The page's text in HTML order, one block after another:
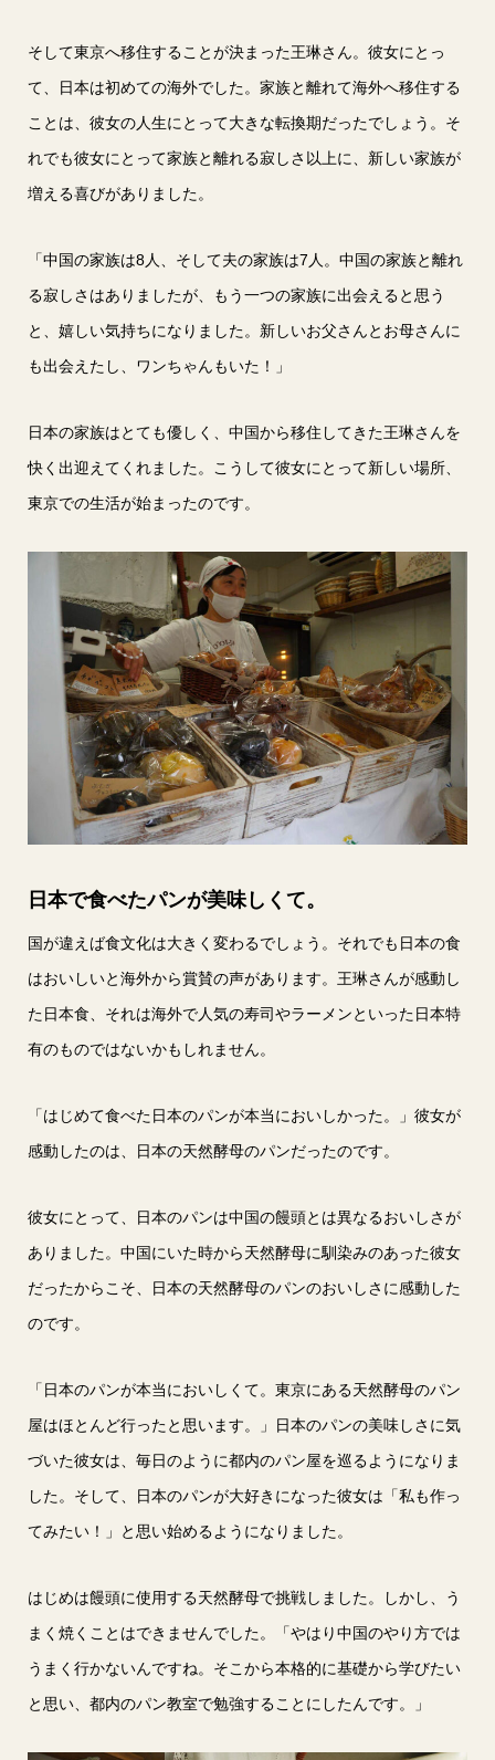
そして東京へ移住することが決まった王琳さん。彼女にとっ
て、日本は初めての海外でした。家族と離れて海外へ移住する
ことは、彼女の人生にとって大きな転換期だったでしょう。そ
れでも彼女にとって家族と離れる寂しさ以上に、新しい家族が
増える喜びがありました。
「中国の家族は8人、そして夫の家族は7人。中国の家族と離れ
る寂しさはありましたが、もう一つの家族に出会えると思う
と、嬉しい気持ちになりました。新しいお父さんとお母さんに
も出会えたし、ワンちゃんもいた！」
日本の家族はとても優しく、中国から移住してきた王琳さんを
快く出迎えてくれました。こうして彼女にとって新しい場所、
東京での生活が始まったのです。
日本で食べたパンが美味しくて。
国が違えば食文化は大きく変わるでしょう。それでも日本の食
はおいしいと海外から賞賛の声があります。王琳さんが感動し
た日本食、それは海外で人気の寿司やラーメンといった日本特
有のものではないかもしれません。
「はじめて食べた日本のパンが本当においしかった。」彼女が
感動したのは、日本の天然酵母のパンだったのです。
彼女にとって、日本のパンは中国の饅頭とは異なるおいしさが
ありました。中国にいた時から天然酵母に馴染みのあった彼女
だったからこそ、日本の天然酵母のパンのおいしさに感動した
のです。
「日本のパンが本当においしくて。東京にある天然酵母のパン
屋はほとんど行ったと思います。」日本のパンの美味しさに気
づいた彼女は、毎日のように都内のパン屋を巡るようになりま
した。そして、日本のパンが大好きになった彼女は「私も作っ
てみたい！」と思い始めるようになりました。
はじめは饅頭に使用する天然酵母で挑戦しました。しかし、う
まく焼くことはできませんでした。「やはり中国のやり方では
うまく行かないんですね。そこから本格的に基礎から学びたい
と思い、都内のパン教室で勉強することにしたんです。」